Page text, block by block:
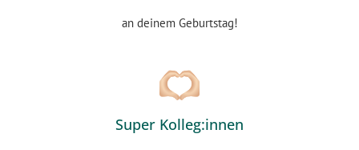
an deinem Geburtstag!
Super Kolleg:innen